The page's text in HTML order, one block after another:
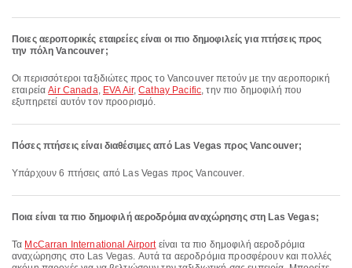
Ποιες αεροπορικές εταιρείες είναι οι πιο δημοφιλείς για πτήσεις προς
την πόλη Vancouver;
Οι περισσότεροι ταξιδιώτες προς το Vancouver πετούν με την αεροπορική
εταιρείαAir Canada, EVA Air,Cathay Pacific, την πιο δημοφιλή που
εξυπηρετεί αυτόν τον προορισμό.
Πόσες πτήσεις είναι διαθέσιμες από Las Vegas προς Vancouver;
Υπάρχουν 6 πτήσεις από Las Vegas προς Vancouver.
Ποια είναι τα πιο δημοφιλή αεροδρόμια αναχώρησης στη Las Vegas;
Τα McCarran International Airportείναι τα πιο δημοφιλή αεροδρόμια
αναχώρησης στο Las Vegas. Αυτά τα αεροδρόμια προσφέρουν και πολλές